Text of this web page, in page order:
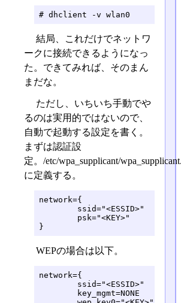
# dhclient -v wlan0
結局、これだけでネットワ
ークに接続できるようになっ
た。できてみれば、そのまん
まだな。
ただし、いちいち手動でや
るのは実用的ではないので、
自動で起動する設定を書く。
まずは認証設
定。/etc/wpa_supplicant/
に定義する。
network={
}
WEPの場合は以下。
network={